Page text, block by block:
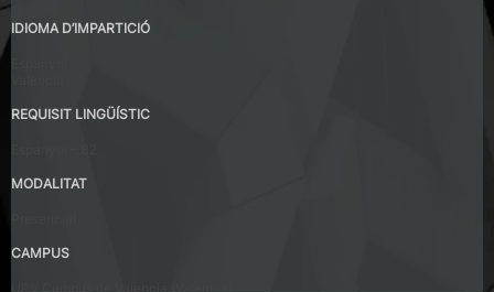
IDIOMA D’IMPARTICIÓ
REQUISIT LINGÜÍSTIC
MODALITAT
CAMPUS